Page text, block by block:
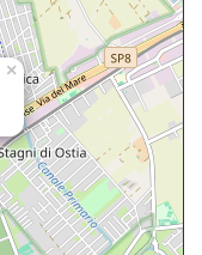
×